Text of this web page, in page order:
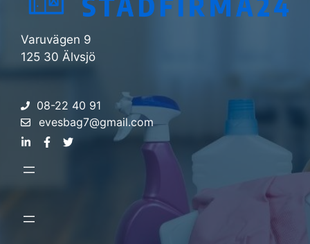
Varuvägen 9
125 30 Älvsjö
08-22 40 91
evesbag7@gmail.com